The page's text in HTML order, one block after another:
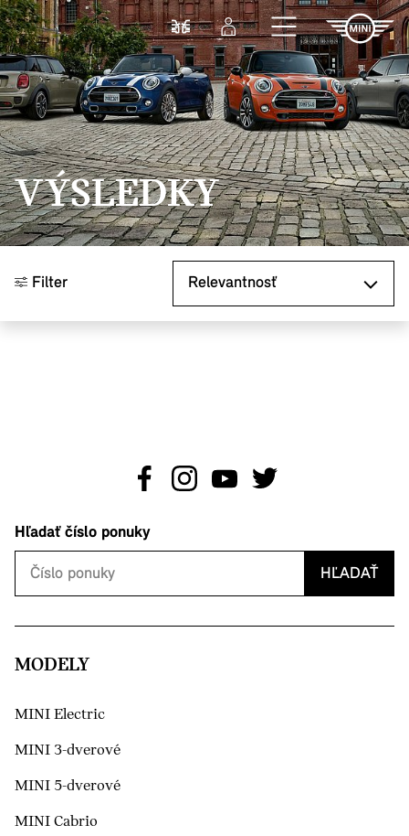
Prejsť na hlavný obsah
PorovnaťPrihlásenie
VÝSLEDKY
Filter
Hľadať číslo ponuky
HĽADAŤ
MODELY
MINI Electric
MINI 3-dverové
MINI 5-dverové
MINI Cabrio